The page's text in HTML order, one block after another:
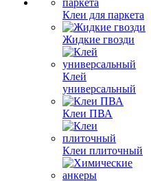
Клеи для паркета
Жидкие гвозди
Клей
универсальный
Клеи ПВА
Клеи плиточный